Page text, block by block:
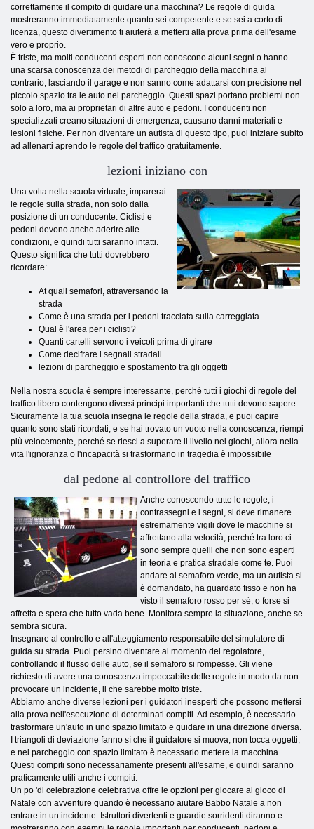
correttamente il compito di guidare una macchina? Le regole di guida
mostreranno immediatamente quanto sei competente e se sei a corto di
licenza, questo divertimento ti aiuterà a metterti alla prova prima dell'esame
vero e proprio.
È triste, ma molti conducenti esperti non conoscono alcuni segni o hanno
una scarsa conoscenza dei metodi di parcheggio della macchina al
contrario, lasciando il garage e non sanno come adattarsi con precisione nel
piccolo spazio tra le auto nel parcheggio. Questi spazi portano problemi non
solo a loro, ma ai proprietari di altre auto e pedoni. I conducenti non
specializzati creano situazioni di emergenza, causano danni materiali e
lesioni fisiche. Per non diventare un autista di questo tipo, puoi iniziare subito
ad allenarti aprendo le regole del traffico gratuitamente.
lezioni iniziano con
Una volta nella scuola virtuale, imparerai
le regole sulla strada, non solo dalla
posizione di un conducente. Ciclisti e
pedoni devono anche aderire alle
condizioni, e quindi tutti saranno intatti.
Questo significa che tutti dovrebbero
ricordare:
At quali semafori, attraversando la
strada
Come è una strada per i pedoni tracciata sulla carreggiata
Qual è l'area per i ciclisti?
Quanti cartelli servono i veicoli prima di girare
Come decifrare i segnali stradali
lezioni di parcheggio e spostamento tra gli oggetti
Nella nostra scuola è sempre interessante, perché tutti i giochi di regole del
traffico libero contengono diversi principi importanti che tutti devono sapere.
Sicuramente la tua scuola insegna le regole della strada, e puoi capire
quanto sono stati ricordati, e se hai trovato un vuoto nella conoscenza, riempi
più velocemente, perché se riesci a superare il livello nei giochi, allora nella
vita l'ignoranza o l'incapacità si trasformano in tragedia è impossibile
dal pedone al controllore del traffico
Anche conoscendo tutte le regole, i
contrassegni e i segni, si deve rimanere
estremamente vigili dove le macchine si
affrettano alla velocità, perché tra loro ci
sono sempre quelli che non sono esperti
in teoria e pratica stradale come te. Puoi
andare al semaforo verde, ma un autista si
è domandato, ha guardato fisso e non ha
visto il semaforo rosso per sé, o forse si
affretta e spera che tutto vada bene. Monitora sempre la situazione, anche se
sembra sicura.
Insegnare al controllo e all'atteggiamento responsabile del simulatore di
guida su strada. Puoi persino diventare al momento del regolatore,
controllando il flusso delle auto, se il semaforo si rompesse. Gli viene
richiesto di avere una conoscenza impeccabile delle regole in modo da non
provocare un incidente, il che sarebbe molto triste.
Abbiamo anche diverse lezioni per i guidatori inesperti che possono mettersi
alla prova nell'esecuzione di determinati compiti. Ad esempio, è necessario
trasformare un'auto in uno spazio limitato e guidare in una direzione diversa.
I triangoli di deviazione fanno sì che il guidatore si muova, non tocca oggetti,
e nel parcheggio con spazio limitato è necessario mettere la macchina.
Questi compiti sono necessariamente presenti all'esame, e quindi saranno
praticamente utili anche i compiti.
Un po 'di celebrazione celebrativa offre le opzioni per giocare al gioco di
Natale con avventure quando è necessario aiutare Babbo Natale a non
entrare in un incidente. Istruttori divertenti e guardie sorridenti diranno e